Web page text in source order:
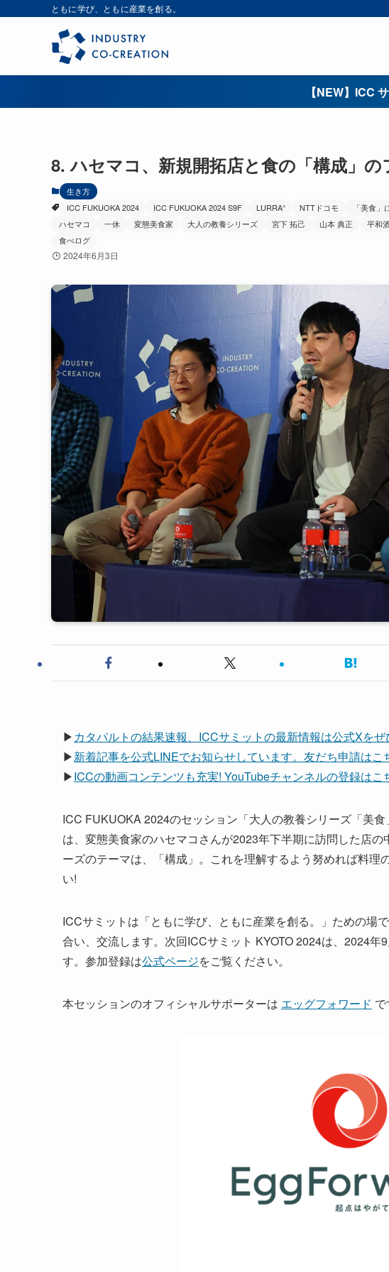
ともに学び、ともに産業を創る。
【NEW】ICC
8. ハセマコ、新規開拓店と食の「構成」
生き方
ICC FUKUOKA 2024
ICC FUKUOKA 2024 S9F LURRA° NTTドコモ 「美食
ハセマコ
一休 変態美食家 大人の教養シリーズ 宮下 拓己 山本 典正 平和
食べログ
2024年6月3日
▶ カタパルトの結果速報、ICCサミットの最新情報は公式Xをぜ
▶新着記事を公式LINEでお知らせしています。友だち申請はこ
▶ICCの動画コンテンツも充実! YouTubeチャンネルの登録はこ
ICC FUKUOKA 2024のセッション「大人の教養シリーズ「美
は、変態美食家のハセマコさんが2023年下半期に訪問した店
ーズのテーマは、「構成」。これを理解するよう努めれば料理
い!
ICCサミットは「ともに学び、ともに産業を創る。」ための場
合い、交流します。次回ICCサミット KYOTO 2024は、2024
す。参加登録は公式ページをご覧ください。
本セッションのオフィシャルサポーターは エッグフォワード で